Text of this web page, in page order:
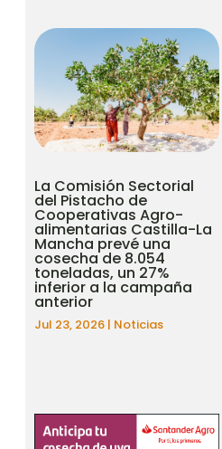
La Comisión Sectorial
del Pistacho de
Cooperativas Agro-
alimentarias Castilla-La
Mancha prevé una
cosecha de 8.054
toneladas, un 27%
inferior a la campaña
anterior
Jul 23, 2026 | Noticias